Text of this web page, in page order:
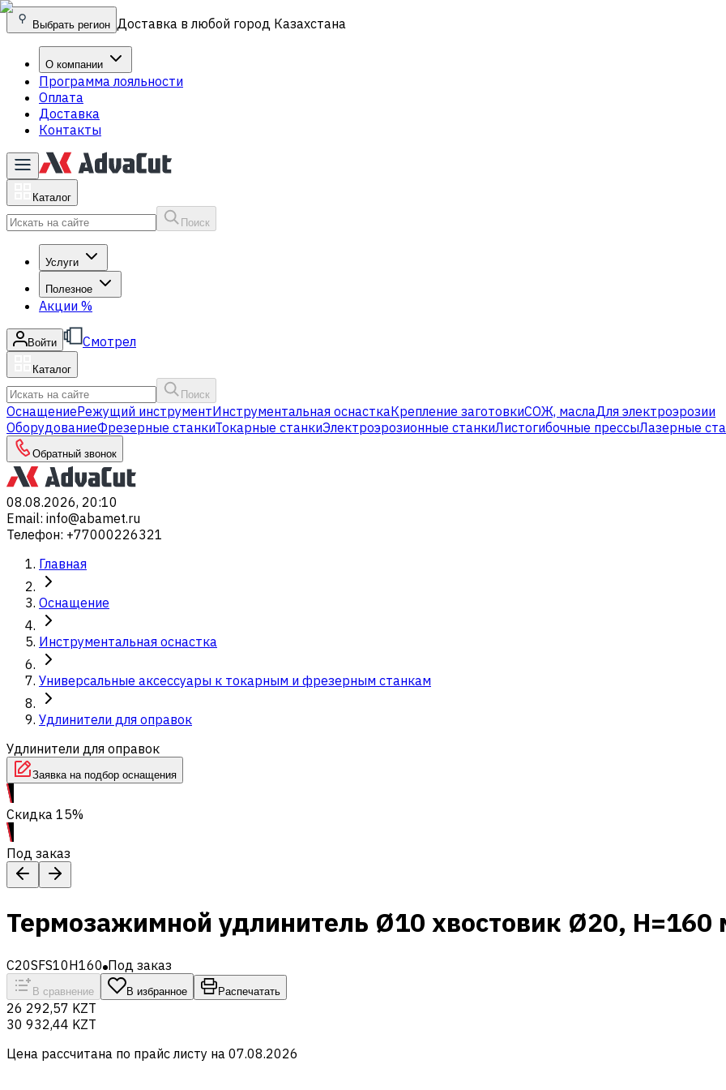
Выбрать регион Доставка в любой город Казахстана
О компании
Программа лояльности
Оплата
Доставка
Контакты
Каталог
Поиск
Услуги
Полезное
Акции %
Войти Смотрел
Каталог
Поиск
ОснащениеРежущий инструментИнструментальная оснасткаКрепление заготовкиСОЖ, маслаДля электроэрозии
ОборудованиеФрезерные станкиТокарные станкиЭлектроэрозионные станкиЛистогибочные прессыЛазерные
Обратный звонок
08.08.2026, 20:10
Email: info@abamet.ru
Телефон: +77000226321
Главная
Оснащение
Инструментальная оснастка
Универсальные аксессуары к токарным и фрезерным станкам
Удлинители для оправок
Удлинители для оправок
Заявка на подбор оснащения
Скидка 15%
Под заказ
Термозажимной удлинитель Ø10 хвостовик Ø20, H=160
C20SFS10H160 Под заказ
В сравнение В избранное Распечатать
26 292,57 KZT
30 932,44 KZT
Цена рассчитана по прайс листу на 07.08.2026